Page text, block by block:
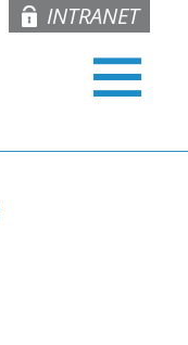
INTRANET